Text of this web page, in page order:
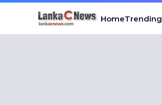
HomeTrending